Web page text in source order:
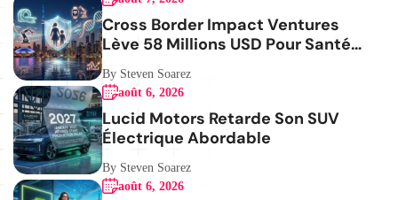
Cross Border Impact Ventures
Lève 58 Millions USD Pour Santé
By Steven Soarez
août 6, 2026
Lucid Motors Retarde Son SUV
Électrique Abordable
By Steven Soarez
août 6, 2026